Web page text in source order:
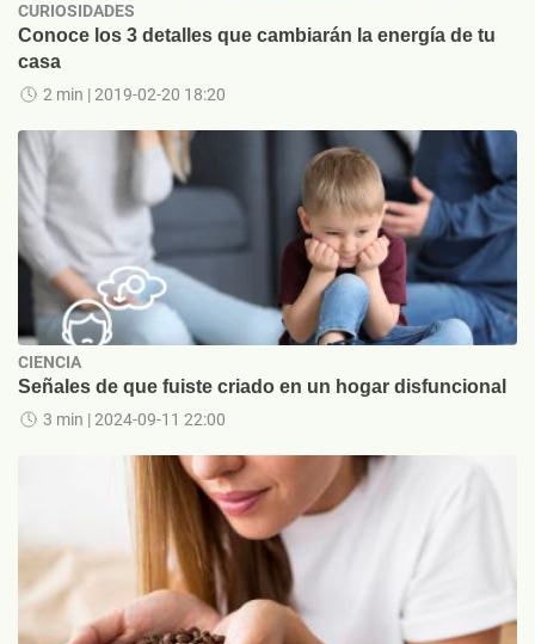
CURIOSIDADES
Conoce los 3 detalles que cambiarán la energía de tu
casa
2 min | 2019-02-20 18:20
CIENCIA
Señales de que fuiste criado en un hogar disfuncional
3 min | 2024-09-11 22:00